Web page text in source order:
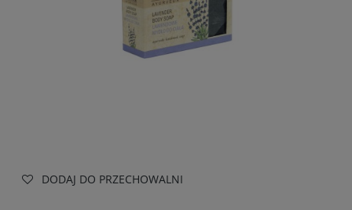
DODAJ DO PRZECHOWALNI